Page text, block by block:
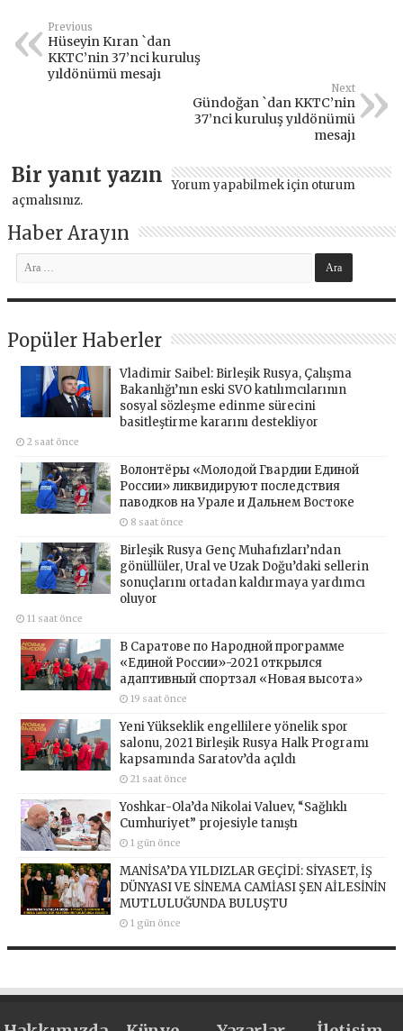
Previous
Hüseyin Kıran `dan
KKTC’nin 37’nci kuruluş
yıldönümü mesajı
Next
Gündoğan `dan KKTC’nin
37’nci kuruluş yıldönümü
mesajı
Bir yanıt yazın Yorum yapabilmek için oturum
açmalısınız.
Haber Arayın
Popüler Haberler
Vladimir Saibel: Birleşik Rusya, Çalışma
Bakanlığı’nın eski SVO katılımcılarının
sosyal sözleşme edinme sürecini
basitleştirme kararını destekliyor
2 saat önce
Волонтёры «Молодой Гвардии Единой
России» ликвидируют последствия
паводков на Урале и Дальнем Востоке
8 saat önce
Birleşik Rusya Genç Muhafızları’ndan
gönüllüler, Ural ve Uzak Doğu’daki sellerin
sonuçlarını ortadan kaldırmaya yardımcı
oluyor
11 saat önce
В Саратове по Народной программе
«Единой России»-2021 открылся
адаптивный спортзал «Новая высота»
19 saat önce
Yeni Yükseklik engellilere yönelik spor
salonu, 2021 Birleşik Rusya Halk Programı
kapsamında Saratov’da açıldı
21 saat önce
Yoshkar-Ola’da Nikolai Valuev, “Sağlıklı
Cumhuriyet” projesiyle tanıştı
1 gün önce
MANİSA’DA YILDIZLAR GEÇİDİ: SİYASET, İŞ
DÜNYASI VE SİNEMA CAMİASI ŞEN AİLESİNİN
MUTLULUĞUNDA BULUŞTU
1 gün önce